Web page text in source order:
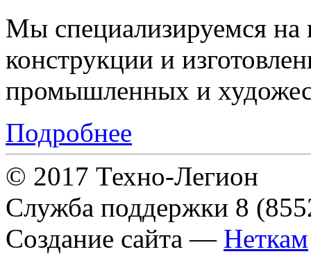
Мы специализируемся на
конструкции и
промышленных и
Подробнее
© 2017 Техно-Легион
Служба поддержки 8
Создание сайта — Неткам